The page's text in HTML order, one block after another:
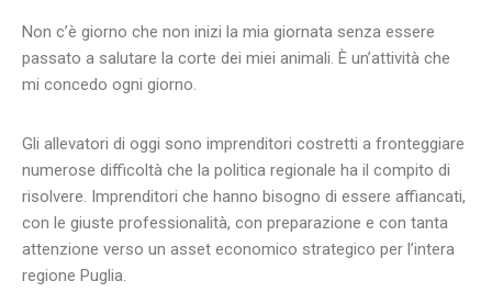
Non c’è giorno che non inizi la mia giornata senza essere
passato a salutare la corte dei miei animali. È un’attività che
mi concedo ogni giorno.
Gli allevatori di oggi sono imprenditori costretti a fronteggiare
numerose difficoltà che la politica regionale ha il compito di
risolvere. Imprenditori che hanno bisogno di essere affiancati,
con le giuste professionalità, con preparazione e con tanta
attenzione verso un asset economico strategico per l’intera
regione Puglia.